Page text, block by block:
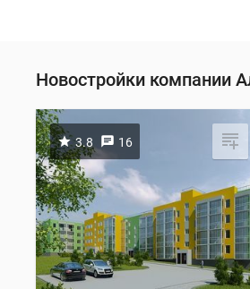
Новостройки компании
3.8 16